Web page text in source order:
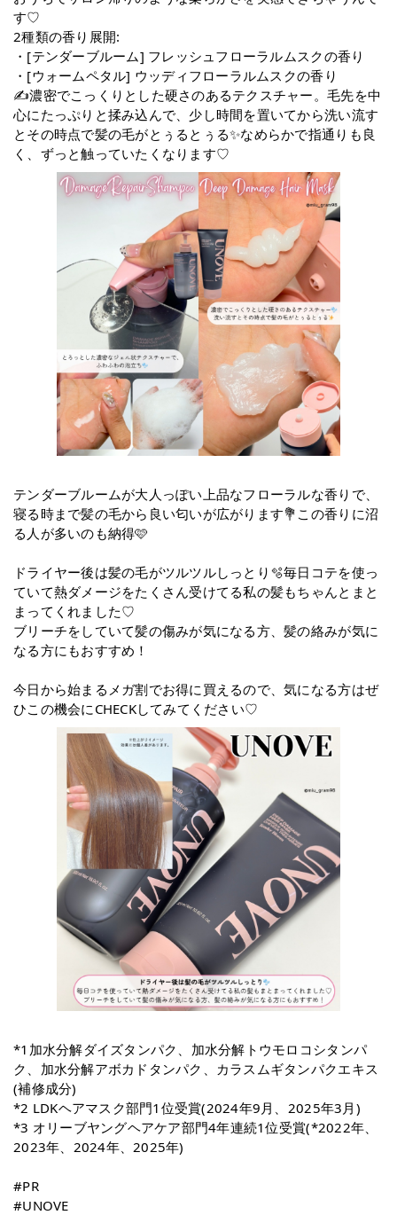
す♡
2種類の香り展開:
・[テンダーブルーム] フレッシュフローラルムスクの香り
・[ウォームペタル] ウッディフローラルムスクの香り
✍️濃密でこっくりとした硬さのあるテクスチャー。毛先を中
心にたっぷりと揉み込んで、少し時間を置いてから洗い流す
とその時点で髪の毛がとぅるとぅる✨なめらかで指通りも良
く、ずっと触っていたくなります♡
テンダーブルームが大人っぽい上品なフローラルな香りで、
寝る時まで髪の毛から良い匂いが広がります💐この香りに沼
る人が多いのも納得🩷
ドライヤー後は髪の毛がツルツルしっとり🫧毎日コテを使っ
ていて熱ダメージをたくさん受けてる私の髪もちゃんとまと
まってくれました♡
ブリーチをしていて髪の傷みが気になる方、髪の絡みが気に
なる方にもおすすめ！
今日から始まるメガ割でお得に買えるので、気になる方はぜ
ひこの機会にCHECKしてみてください♡
*1加水分解ダイズタンパク、加水分解トウモロコシタンパ
ク、加水分解アボカドタンパク、カラスムギタンパクエキス
(補修成分)
*2 LDKヘアマスク部門1位受賞(2024年9月、2025年3月)
*3 オリーブヤングヘアケア部門4年連続1位受賞(*2022年、
2023年、2024年、2025年)
#PR
#UNOVE